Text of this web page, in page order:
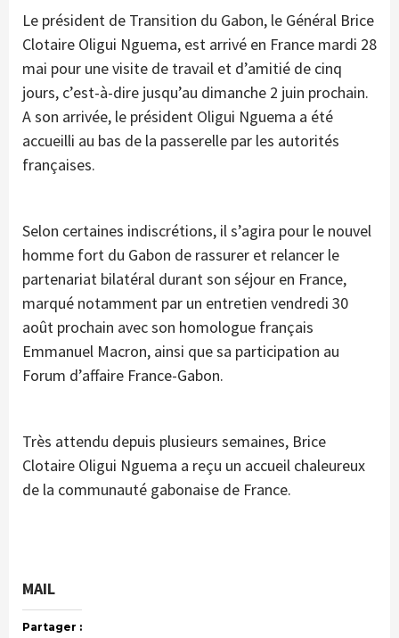
Le président de Transition du Gabon, le Général Brice
Clotaire Oligui Nguema, est arrivé en France mardi 28
mai pour une visite de travail et d’amitié de cinq
jours, c’est-à-dire jusqu’au dimanche 2 juin prochain.
A son arrivée, le président Oligui Nguema a été
accueilli au bas de la passerelle par les autorités
françaises.
Selon certaines indiscrétions, il s’agira pour le nouvel
homme fort du Gabon de rassurer et relancer le
partenariat bilatéral durant son séjour en France,
marqué notamment par un entretien vendredi 30
août prochain avec son homologue français
Emmanuel Macron, ainsi que sa participation au
Forum d’affaire France-Gabon.
Très attendu depuis plusieurs semaines, Brice
Clotaire Oligui Nguema a reçu un accueil chaleureux
de la communauté gabonaise de France.
MAIL
Partager :